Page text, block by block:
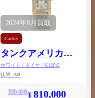
2024年8月 買取
Cartier
タンクアメリカン
Mini
ホワイト / ダイヤ / K18PG
状態: AB
買取価格¥ 810,000